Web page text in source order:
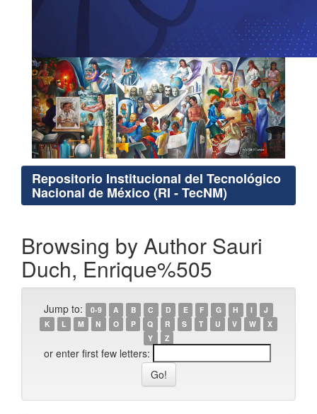
Repositorio Institucional del Tecnológico
Nacional de México (RI - TecNM)
Browsing by Author Sauri
Duch, Enrique%505
Jump to: 0-9 A B C D E F G H I
J
K
L M N O P Q R S T U V W
X
Y
Z
or enter first few letters: